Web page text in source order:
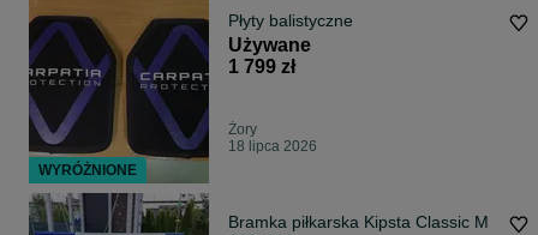
Płyty balistyczne
Używane
1 799 zł
Żory
18 lipca 2026
Bramka piłkarska Kipsta Classic M
WYRÓŻNIONE